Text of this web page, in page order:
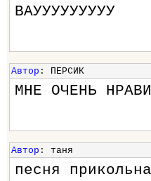
ВАУУУУУУУУУ
Автор : ПЕРСИК
МНЕ ОЧЕНЬ
Автор : таня
песня